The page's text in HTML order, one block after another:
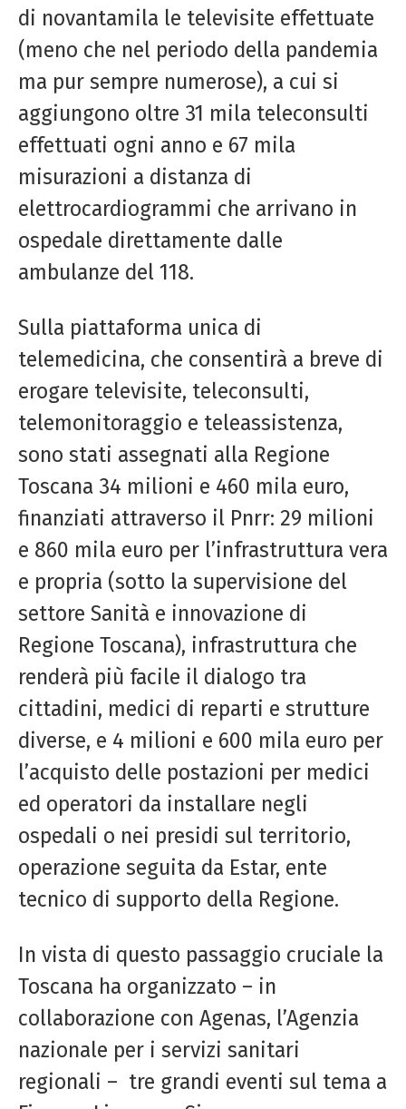
di novantamila le televisite effettuate
(meno che nel periodo della pandemia
ma pur sempre numerose), a cui si
aggiungono oltre 31 mila teleconsulti
effettuati ogni anno e 67 mila
misurazioni a distanza di
elettrocardiogrammi che arrivano in
ospedale direttamente dalle
ambulanze del 118.
Sulla piattaforma unica di
telemedicina, che consentirà a breve di
erogare televisite, teleconsulti,
telemonitoraggio e teleassistenza,
sono stati assegnati alla Regione
Toscana 34 milioni e 460 mila euro,
finanziati attraverso il Pnrr: 29 milioni
e 860 mila euro per l’infrastruttura vera
e propria (sotto la supervisione del
settore Sanità e innovazione di
Regione Toscana), infrastruttura che
renderà più facile il dialogo tra
cittadini, medici di reparti e strutture
diverse, e 4 milioni e 600 mila euro per
l’acquisto delle postazioni per medici
ed operatori da installare negli
ospedali o nei presidi sul territorio,
operazione seguita da Estar, ente
tecnico di supporto della Regione.
In vista di questo passaggio cruciale la
Toscana ha organizzato – in
collaborazione con Agenas, l’Agenzia
nazionale per i servizi sanitari
regionali – tre grandi eventi sul tema a